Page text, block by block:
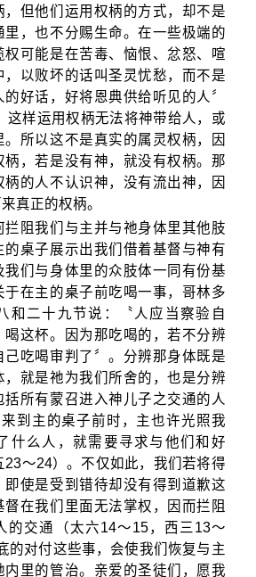
，但他们运用权柄的方式，却不是
里，也不分赐生命。在一些极端的
权可能是在苦毒、恼恨、忿怒、喧
，以败坏的话叫圣灵忧愁，而不是
的好话，好将恩典供给听见的人〞
这样运用权柄无法将神带给人，或
。所以这不是真实的属灵权柄，因
柄，若是没有神，就没有权柄。那
的人不认识神，没有流出神，因
真正的权柄。
拦阻我们与主并与祂身体里其他肢
的桌子展示出我们借着基督与神有
我们与身体里的众肢体一同有份基
于在主的桌子前吃喝一事，哥林多
和二十九节说：〝人应当察验自
喝这杯。因为那吃喝的，若不分辨
己吃喝审判了〞。分辨那身体既是
，就是祂为我们所舍的，也是分辨
所有蒙召进入神儿子之交通的人
来到主的桌子前时，主也许光照我
什么人，就需要寻求与他们和好
23～24）。不仅如此，我们若将得
即使是受到错待却没有得到道歉这
在我们里面无法掌权，因而拦阻
的交通（太六14～15，西三13～
的对付这些事，会使我们恢复与主
内里的管治。亲爱的圣徒们，愿我